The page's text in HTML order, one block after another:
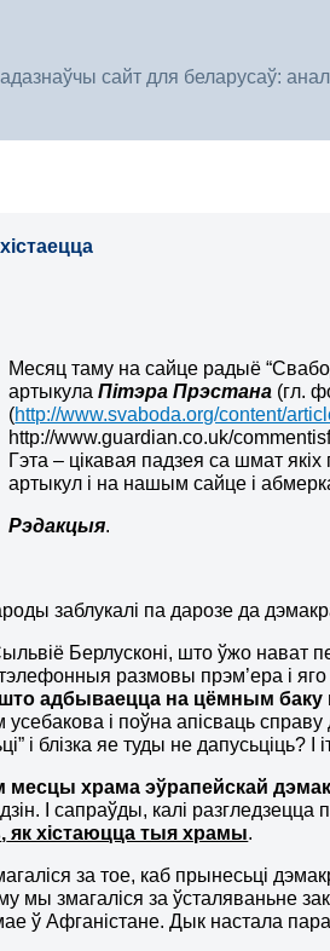
сайт для беларусаў:
Месяц таму на сайце радыё
артыкулаПітэра Прэстана (гл.
(http://www.svaboda.org/content/
http://www.guardian.co.uk/
Гэта – цікавая падзея са шмат
артыкул і на нашым сайце і
Рэдакцыя.
заблукалі па дарозе да
Берлусконі, што ўжо нават
размовы прэм’ера і
адбываецца на цёмным баку
усебакова і поўна апісваць
і блізка яе туды не дапусьціць? І
храма эўрапейскай
І сапраўды, калі разгледзецца
, як хістаюцца тыя храмы.
за тое, каб прынесьці
мы змагаліся за ўсталяваньне
ў Афганістане. Дык настала